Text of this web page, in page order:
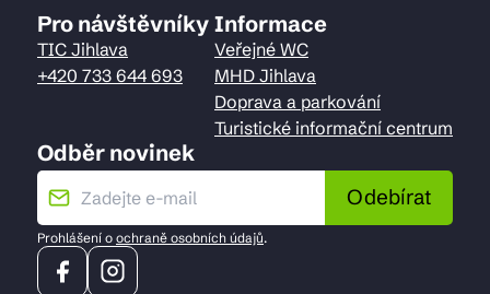
Pro návštěvníky
TIC Jihlava
+420 733 644 693
Informace
Veřejné WC
MHD Jihlava
Doprava a parkování
Turistické informační centrum
Odběr novinek
Odebírat
Prohlášení o ochraně osobních údajů.